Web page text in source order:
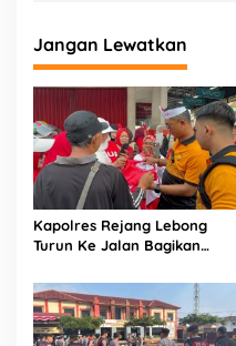
Jangan Lewatkan
Kapolres Rejang Lebong
Turun Ke Jalan Bagikan